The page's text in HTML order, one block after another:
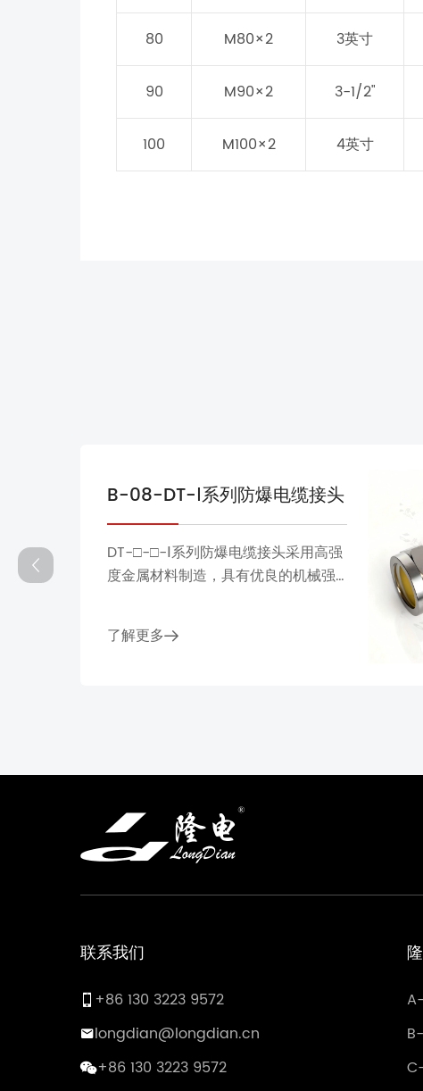
80 M80×2 3英寸
90 M90×2 3-1/2"
100 M100×2 4英寸
B-08-DT-Ⅰ系列防爆电缆接头
DT-□-□-Ⅰ系列防爆电缆接头采用高强
度金属材料制造，具有优良的机械强
有效防止灰尘、湿气和有害气体进入
了解更多
联系我们
+86 130 3223 9572
longdian@longdian.cn
+86 130 3223 9572